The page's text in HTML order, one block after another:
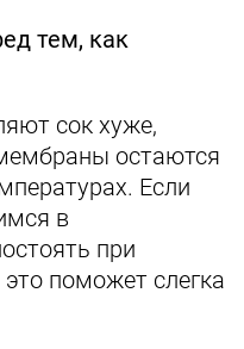
тем, как
сок хуже,
остаются
Если
в
при
поможет слегка